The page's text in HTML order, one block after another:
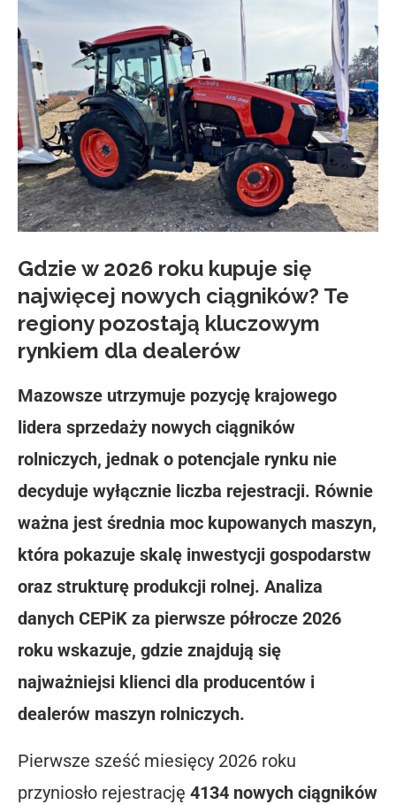
Gdzie w 2026 roku kupuje się
najwięcej nowych ciągników? Te
regiony pozostają kluczowym
rynkiem dla dealerów
Mazowsze utrzymuje pozycję krajowego
lidera sprzedaży nowych ciągników
rolniczych, jednak o potencjale rynku nie
decyduje wyłącznie liczba rejestracji. Równie
ważna jest średnia moc kupowanych maszyn,
która pokazuje skalę inwestycji gospodarstw
oraz strukturę produkcji rolnej. Analiza
danych CEPiK za pierwsze półrocze 2026
roku wskazuje, gdzie znajdują się
najważniejsi klienci dla producentów i
dealerów maszyn rolniczych.
Pierwsze sześć miesięcy 2026 roku
przyniosło rejestrację 4134 nowych ciągników